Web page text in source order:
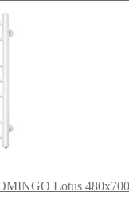
Lotus 480х700